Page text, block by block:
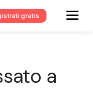
gratis
a